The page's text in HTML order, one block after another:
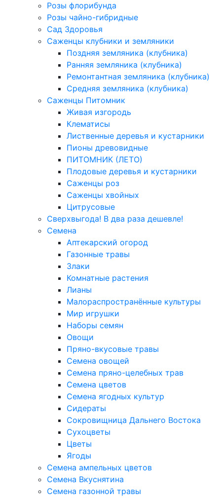
Розы флорибунда
Розы чайно-гибридные
Сад Здоровья
Саженцы клубники и земляники
Поздняя земляника (клубника)
Ранняя земляника (клубника)
Ремонтантная земляника (клубника)
Средняя земляника (клубника)
Саженцы Питомник
Живая изгородь
Клематисы
Лиственные деревья и кустарники
Пионы древовидные
ПИТОМНИК (ЛЕТО)
Плодовые деревья и кустарники
Саженцы роз
Саженцы хвойных
Цитрусовые
Сверхвыгода! В два раза дешевле!
Семена
Аптекарский огород
Газонные травы
Злаки
Комнатные растения
Лианы
Малораспространённые культуры
Мир игрушки
Наборы семян
Овощи
Пряно-вкусовые травы
Семена овощей
Семена пряно-целебных трав
Семена цветов
Семена ягодных культур
Сидераты
Сокровищница Дальнего Востока
Сухоцветы
Цветы
Ягоды
Семена ампельных цветов
Семена Вкуснятина
Семена газонной травы